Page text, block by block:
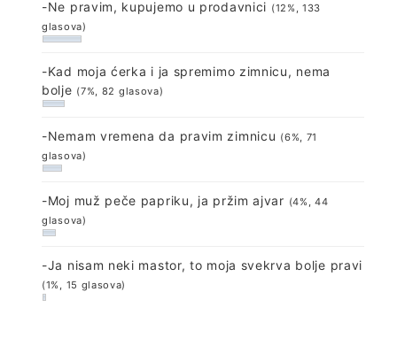
-Ne pravim, kupujemo u prodavnici (12%, 133
glasova)
-Kad moja ćerka i ja spremimo zimnicu, nema
bolje (7%, 82 glasova)
-Nemam vremena da pravim zimnicu (6%, 71
glasova)
-Moj muž peče papriku, ja pržim ajvar (4%, 44
glasova)
-Ja nisam neki mastor, to moja svekrva bolje pravi
(1%, 15 glasova)